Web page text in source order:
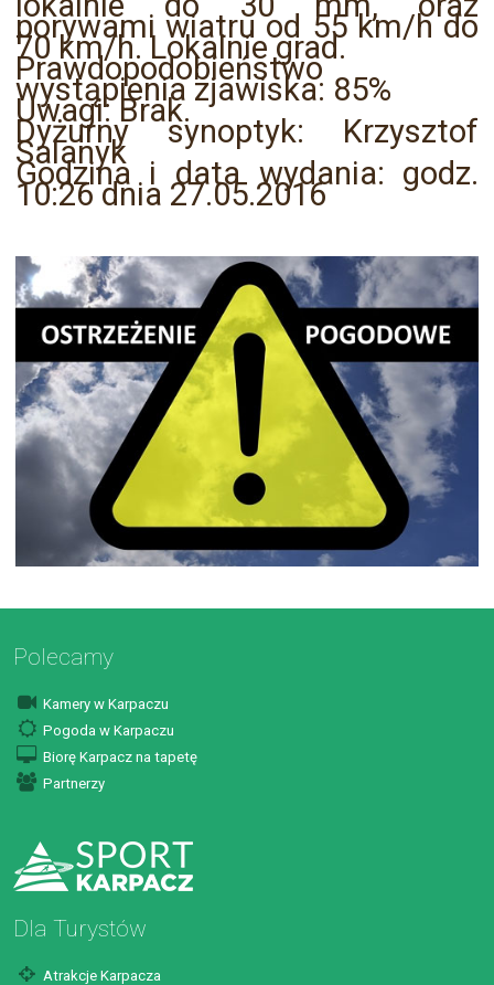
porywami wiatru od 55 km/h do
70 km/h. Lokalnie grad.
Prawdopodobieństwo
wystąpienia zjawiska: 85%
Uwagi: Brak.
Dyżurny synoptyk: Krzysztof
Salanyk
Godzina i data wydania: godz.
10:26 dnia 27.05.2016
Polecamy
Kamery w Karpaczu
Pogoda w Karpaczu
Biorę Karpacz na tapetę
Partnerzy
Dla Turystów
Atrakcje Karpacza